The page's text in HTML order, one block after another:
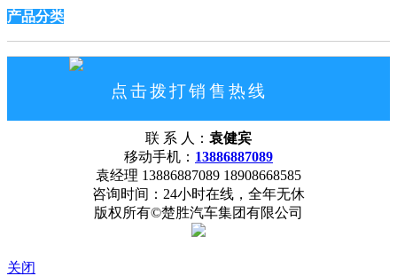
产品分类
点击拨打销售热线
13886887089
公司概况
联 系 人： 袁健宾
移动手机： 13886887089
袁经理 13886887089 18908668585
咨询时间：24小时在线，全年无休
版权所有©楚胜汽车集团有限公司
关闭